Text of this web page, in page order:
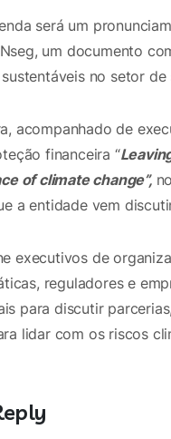
será um
um documento
no setor de
acompanhado de
financeira “
of climate change”,
a entidade vem
executivos de
reguladores e
para discutir
lidar com os riscos